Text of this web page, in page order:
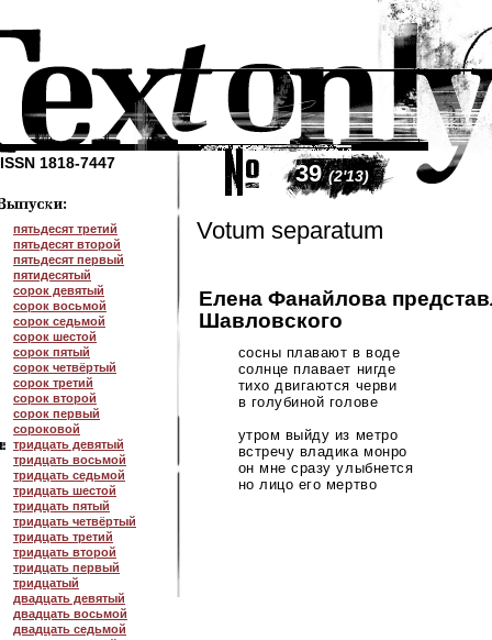
ISSN 1818-7447
пятьдесят третий
пятьдесят второй
пятьдесят первый
пятидесятый
сорок девятый
сорок восьмой
сорок седьмой
сорок шестой
сорок пятый
сорок четвёртый
сорок третий
сорок второй
сорок первый
сороковой
тридцать девятый
тридцать восьмой
тридцать седьмой
тридцать шестой
тридцать пятый
тридцать четвёртый
тридцать третий
тридцать второй
тридцать первый
тридцатый
двадцать девятый
двадцать восьмой
двадцать седьмой
39(2'13)
Votum separatum
Елена Фанайлова
Шавловского
сосны плавают в воде
солнце плавает нигде
тихо двигаются черви
в голубиной голове
утром выйду из метро
встречу владика монро
он мне сразу улыбнется
но лицо его мертво